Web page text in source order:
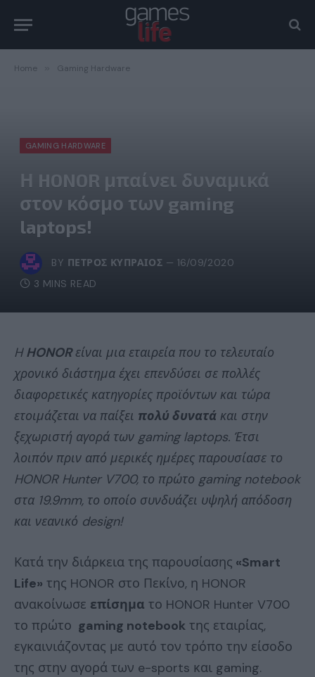
Home Gaming Hardware
GAMING HARDWARE
Η HONOR μπαίνει δυναμικά
στον κόσμο των gaming
laptops!
BY ΠΈΤΡΟΣ ΚΥΠΡΑΊΟΣ
16/09/2020
3 MINS READ
HHONORείναι μια εταιρεία που το τελευταίο
χρονικό διάστημα έχει επενδύσει σε πολλές
διαφορετικές κατηγορίες προϊόντων και τώρα
ετοιμάζεται να παίξει πολύ δυνατά και στην
ξεχωριστή αγορά των gaming laptops. Έτσι
λοιπόν πριν από μερικές ημέρες παρουσίασε το
HONOR Hunter V700, το πρώτο gaming notebook
στα 19.9mm, το οποίο συνδυάζει υψηλή απόδοση
και νεανικό design!
Κατά την διάρκεια της παρουσίασης «Smart
Life» της HONOR στο Πεκίνο, η HONOR
ανακοίνωσε επίσημα το HONOR Hunter V700
το πρώτο gaming notebook της εταιρίας,
εγκαινιάζοντας με αυτό τον τρόπο την είσοδο
της στην αγορά των e-sports και gaming.